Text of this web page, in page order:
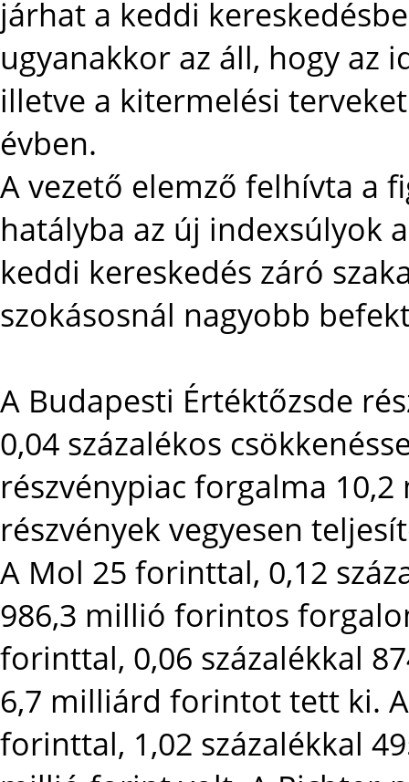
járhat a keddi
ugyanakkor az áll, hogy az
illetve a kitermelési
évben.
A vezető elemző felhívta a
hatályba az új indexsúlyok
keddi kereskedés záró
szokásosnál nagyobb
A Budapesti Értéktőzsde
0,04 százalékos
részvénypiac forgalma
részvények vegyesen
A Mol 25 forinttal, 0,12
986,3 millió forintos
forinttal, 0,06 százalékkal
6,7 milliárd forintot tett ki.
forinttal, 1,02 százalékkal